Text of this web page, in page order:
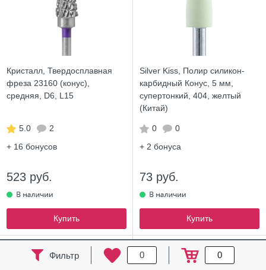
Фильтр 0 0
Кристалл, Твердосплавная
фреза 23160 (конус),
средняя, D6, L15
5.0
2
+ 16 бонусов
523 руб.
Купить
Silver Kiss, Полир силикон-
карбидный Конус, 5 мм,
супертонкий, 404, желтый
(Китай)
0
0
+ 2 бонуса
73 руб.
Купить